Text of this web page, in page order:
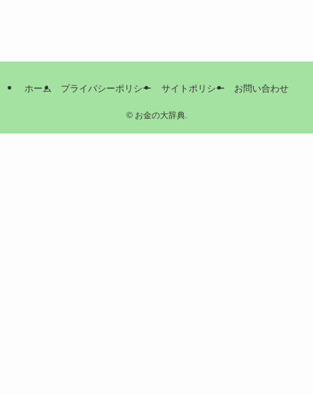
ホーム プライバシーポリシー サイトポリシー お問い合わせ
©お金の大辞典.